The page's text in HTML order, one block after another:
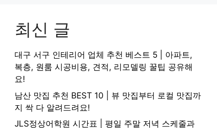
최신 글
대구 서구 인테리어 업체 추천 베스트 5 | 아파트,
복층, 원룸 시공비용, 견적, 리모델링 꿀팁 공유해
요!
남산 맛집 추천 BEST 10 | 뷰 맛집부터 로컬 맛집까
지 싹 다 알려드려요!
JLS정상어학원 시간표 | 평일 주말 저녁 스케줄과